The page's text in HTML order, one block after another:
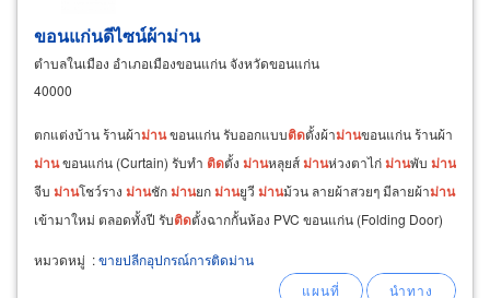
ขอนแก่นดีไซน์ผ้าม่าน
ตำบลในเมือง อำเภอเมืองขอนแก่น จังหวัดขอนแก่น
40000
ตกแต่งบ้าน ร้านผ้าม่านขอนแก่น รับออกแบบติดตั้งผ้าม่านขอนแก่น ร้านผ้า
ม่านขอนแก่น (Curtain) รับทำ ติดตั้ง ม่านหลุยส์ม่านห่วงตาไก่ม่านพับ ม่าน
จีบ ม่านโชว์ราง ม่านชักม่านยกม่านยูวี ม่านม้วน ลายผ้าสวยๆ มีลายผ้าม่าน
เข้ามาใหม่ ตลอดทั้งปี รับติดตั้งฉากกั้นห้อง PVC ขอนแก่น (Folding Door)
หมวดหมู่ :ขายปลีกอุปกรณ์การติดม่าน